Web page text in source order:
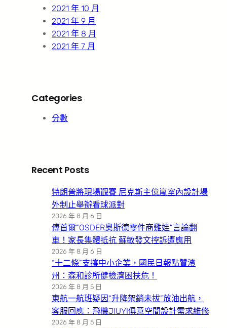
2021 年 10 月
2021 年 9 月
2021 年 8 月
2021 年 7 月
Categories
分數
Recent Posts
特朗普將現場觀賽 尼克斯主億嵐室內設計場
外制止舉辦看球派對
2026 年 8 月 6 日
傅首爾“OSDER奧斯德零件商雞娃”言論翻
車！家長集體抵抗 蘇敏發文控訴遭應用
2026 年 8 月 6 日
“十二條”支撐中小企業，國民日報點贊濱
州：森和診所健檢濟困扶危！
2026 年 8 月 5 日
東航一航班疑因“升降架銷未拔”放油出航，
客服回應：飛機JIUYI俱意空間設計需求維修
2026 年 8 月 5 日